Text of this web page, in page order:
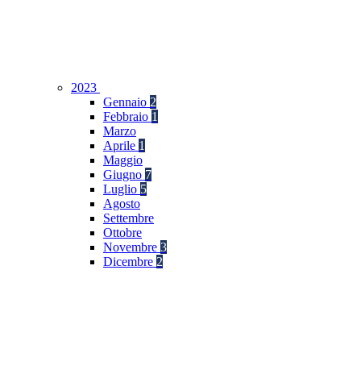
2023
Gennaio 2
Febbraio 1
Marzo
Aprile 1
Maggio
Giugno 7
Luglio 5
Agosto
Settembre
Ottobre
Novembre 3
Dicembre 2